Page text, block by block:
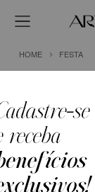
HOME FESTA